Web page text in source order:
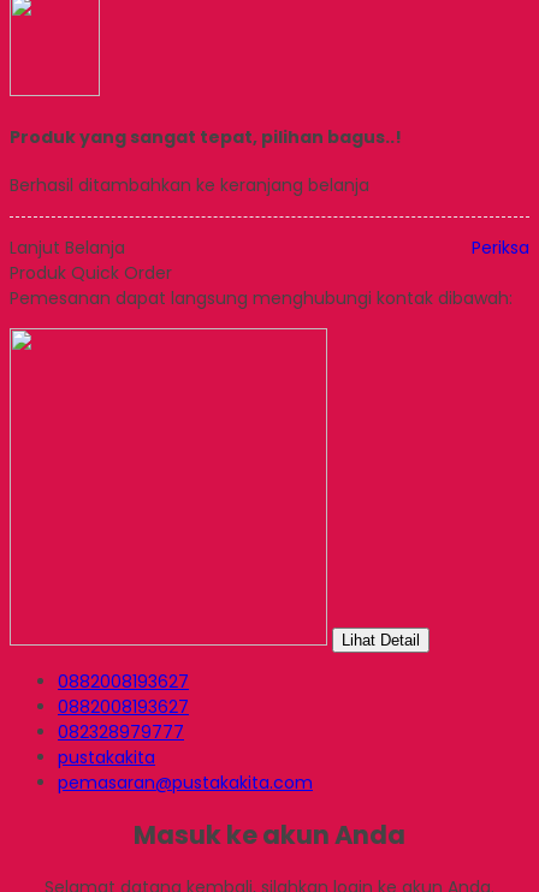
Produk yang sangat tepat, pilihan bagus..!
Berhasil ditambahkan ke keranjang belanja
Lanjut Belanja
Periksa
Produk Quick Order
Pemesanan dapat langsung menghubungi kontak dibawah:
Lihat Detail
0882008193627
0882008193627
082328979777
pustakakita
pemasaran@pustakakita.com
Masuk ke akun Anda
Selamat datang kembali, silahkan login ke akun Anda.